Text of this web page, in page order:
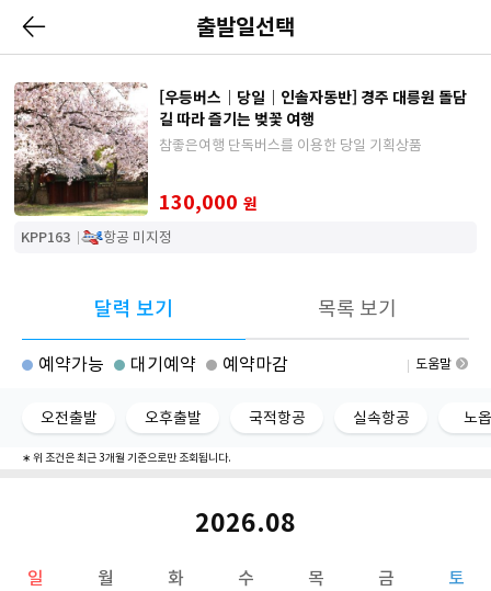
출발일선택
[우등버스｜당일｜인솔자동반] 경주 대릉원 돌담
길 따라 즐기는 벚꽃 여행
참좋은여행 단독버스를 이용한 당일 기획상품
130,000 원
KPP163 항공 미지정
달력 보기 목록 보기
예약가능 대기예약 예약마감 도움말
오전출발 오후출발 국적항공 실속항공 노
∗ 위 조건은 최근 3개월 기준으로만 조회됩니다.
2026.08
일 월 화 수 목 금 토